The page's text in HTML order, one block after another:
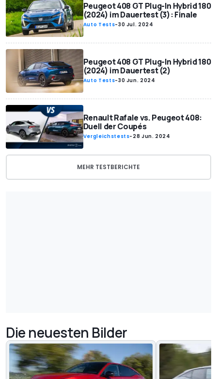
Peugeot 408 GT Plug-In Hybrid 180
(2024) im Dauertest (3): Finale
Auto Tests-30 Jul. 2024
Peugeot 408 GT Plug-In Hybrid 180
(2024) im Dauertest (2)
Auto Tests-30 Jun. 2024
Renault Rafale vs. Peugeot 408:
Duell der Coupés
Vergleichstests- 28 Jun. 2024
MEHR TESTBERICHTE
Die neuesten Bilder